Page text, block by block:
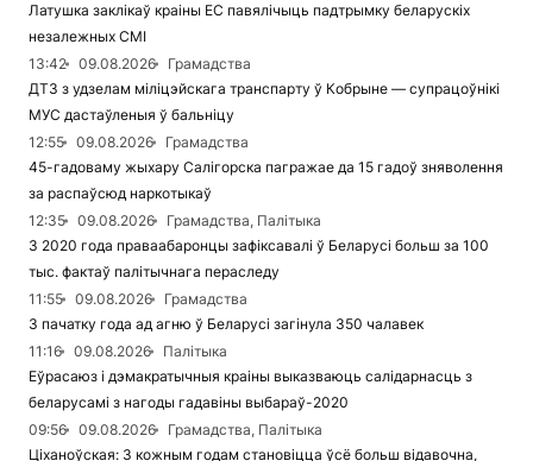
Латушка заклікаў краіны ЕС павялічыць падтрымку беларускіх
незалежных СМІ
13:42
09.08.2026
Грамадства
ДТЗ з удзелам міліцэйскага транспарту ў Кобрыне — супрацоўнікі
МУС дастаўленыя ў бальніцу
12:55
09.08.2026
Грамадства
45-гадоваму жыхару Салігорска пагражае да 15 гадоў зняволення
за распаўсюд наркотыкаў
12:35
09.08.2026
Грамадства, Палітыка
З 2020 года праваабаронцы зафіксавалі ў Беларусі больш за 100
тыс. фактаў палітычнага пераследу
11:55
09.08.2026
Грамадства
З пачатку года ад агню ў Беларусі загінула 350 чалавек
11:16
09.08.2026
Палітыка
Еўрасаюз і дэмакратычныя краіны выказваюць салідарнасць з
беларусамі з нагоды гадавіны выбараў-2020
09:56
09.08.2026
Грамадства, Палітыка
Ціханоўская: З кожным годам становіцца ўсё больш відавочна,